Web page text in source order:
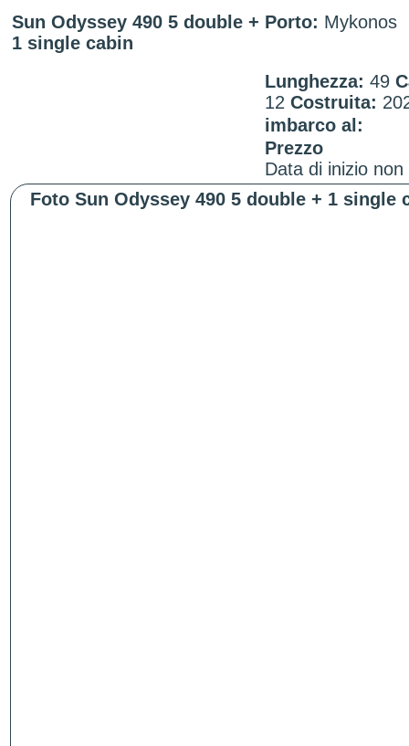
Sun Odyssey 490 5 double +
1 single cabin
Porto: Mykonos
Lunghezza: 49
12 Costruita:
imbarco al:
Prezzo
Data di inizio
Foto Sun Odyssey 490 5 double + 1 single